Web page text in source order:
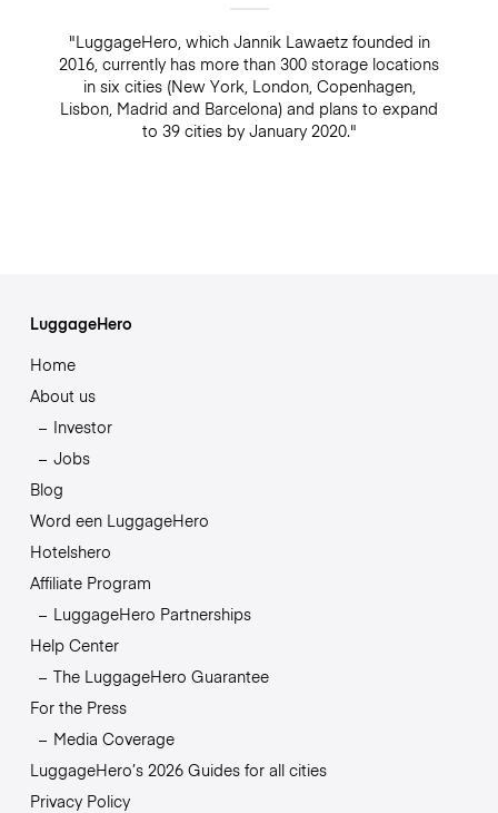
"LuggageHero, which Jannik Lawaetz founded in
2016, currently has more than 300 storage locations
in six cities (New York, London, Copenhagen,
Lisbon, Madrid and Barcelona) and plans to expand
to 39 cities by January 2020."
LuggageHero
Home
About us
Investor
Jobs
Blog
Word een LuggageHero
Hotelshero
Affiliate Program
LuggageHero Partnerships
Help Center
The LuggageHero Guarantee
For the Press
Media Coverage
LuggageHero’s 2026 Guides for all cities
Privacy Policy